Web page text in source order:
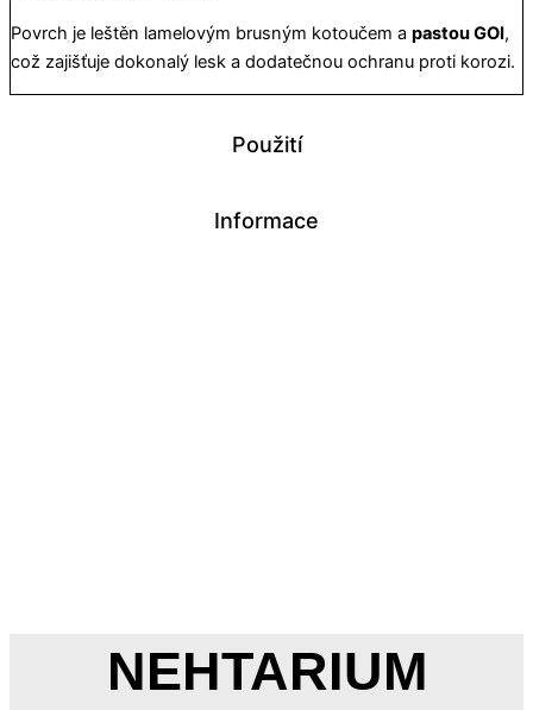
Použití
Informace
Povrch je leštěn lamelovým brusným kotoučem a pastou GOI,
což zajišťuje dokonalý lesk a dodatečnou ochranu proti korozi.
NEHTARIUM